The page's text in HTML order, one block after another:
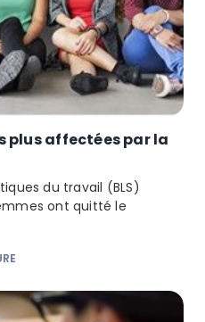
plus affectées par la
du travail (BLS)
ont quitté le